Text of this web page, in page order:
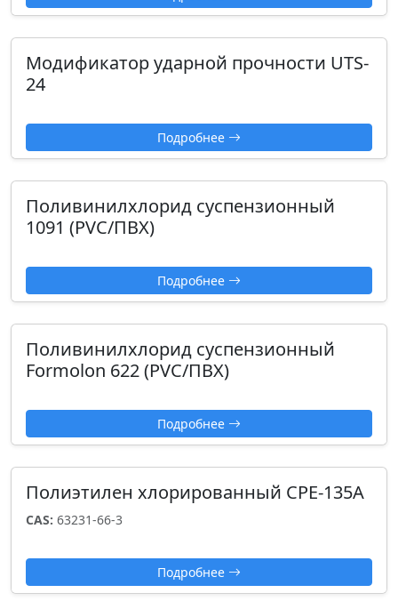
Модификатор ударной прочности UTS-
24
Подробнее
Поливинилхлорид суспензионный
1091 (PVC/ПВХ)
Подробнее
Поливинилхлорид суспензионный
Formolon 622 (PVC/ПВХ)
Подробнее
Полиэтилен хлорированный CPE-135А
CAS: 63231-66-3
Подробнее